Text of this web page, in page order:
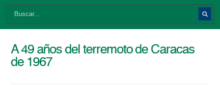
A 49 años del terremoto de Caracas
de 1967